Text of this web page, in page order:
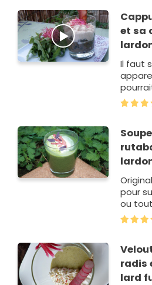
et sa
Il faut
non
venue
pour
ou
léger le
radis
lard